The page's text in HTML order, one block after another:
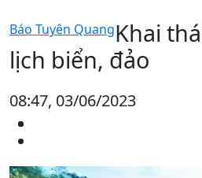
Báo Tuyên QuangKhai
lịch biển, đảo
08:47, 03/06/2023